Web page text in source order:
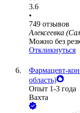
3.6
•
749 отзывов
Алексеевка
Можно без
Откликнуться
Фармацевт-
область)
Опыт 1-3 года
Вахта